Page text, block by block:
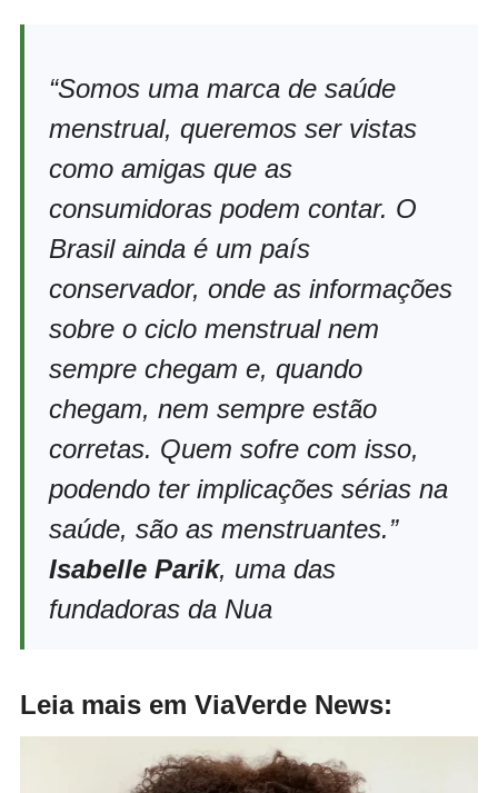
“Somos uma marca de saúde
menstrual, queremos ser vistas
como amigas que as
consumidoras podem contar. O
Brasil ainda é um país
conservador, onde as informações
sobre o ciclo menstrual nem
sempre chegam e, quando
chegam, nem sempre estão
corretas. Quem sofre com isso,
podendo ter implicações sérias na
saúde, são as menstruantes.”
Isabelle Parik, uma das
fundadoras da Nua
Leia mais em ViaVerde News: